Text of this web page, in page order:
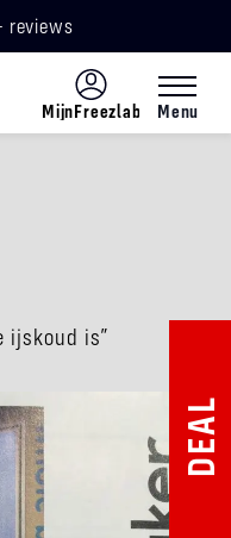
reviews
DEAL
MijnFreezlab
Menu
ijskoud is”